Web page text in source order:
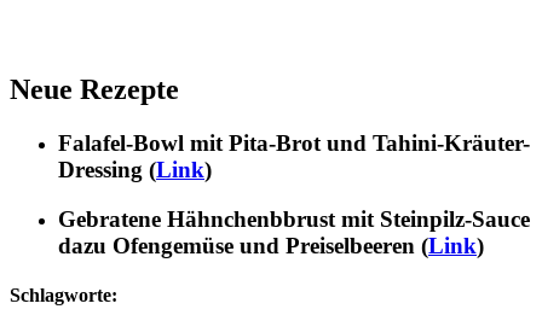
Neue Rezepte
Falafel-Bowl mit Pita-Brot und Tahini-Kräuter-
Dressing (Link)
Gebratene Hähnchenbbrust mit Steinpilz-Sauce
dazu Ofengemüse und Preiselbeeren (Link)
Schlagworte: